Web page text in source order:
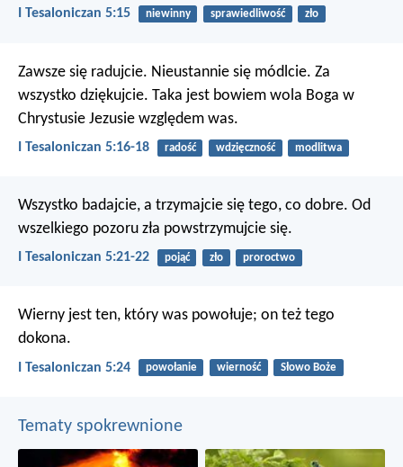
I Tesaloniczan 5:15 niewinny sprawiedliwość zło
Zawsze się radujcie. Nieustannie się módlcie. Za
wszystko dziękujcie. Taka jest bowiem wola Boga w
Chrystusie Jezusie względem was.
I Tesaloniczan 5:16-18 radość wdzięczność modlitwa
Wszystko badajcie, a trzymajcie się tego, co dobre. Od
wszelkiego pozoru zła powstrzymujcie się.
I Tesaloniczan 5:21-22 pojąć zło proroctwo
Wierny jest ten, który was powołuje; on też tego
dokona.
I Tesaloniczan 5:24 powołanie wierność Słowo Boże
Tematy spokrewnione